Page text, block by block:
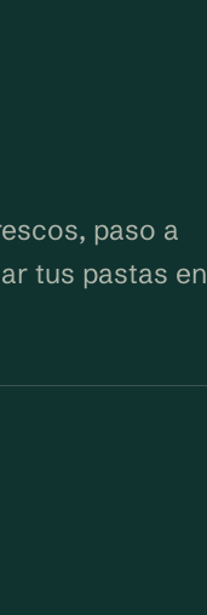
paso a
tus pastas en